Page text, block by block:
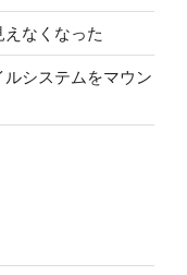
なくなった
システムをマウン